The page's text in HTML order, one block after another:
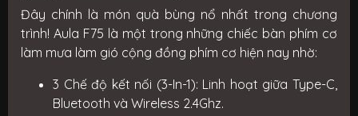
Đây chính là món quà bùng nổ nhất trong chương
trình! Aula F75 là một trong những chiếc bàn phím cơ
làm mưa làm gió cộng đồng phím cơ hiện nay nhờ:
3 Chế độ kết nối (3-In-1): Linh hoạt giữa Type-C,
Bluetooth và Wireless 2.4Ghz.